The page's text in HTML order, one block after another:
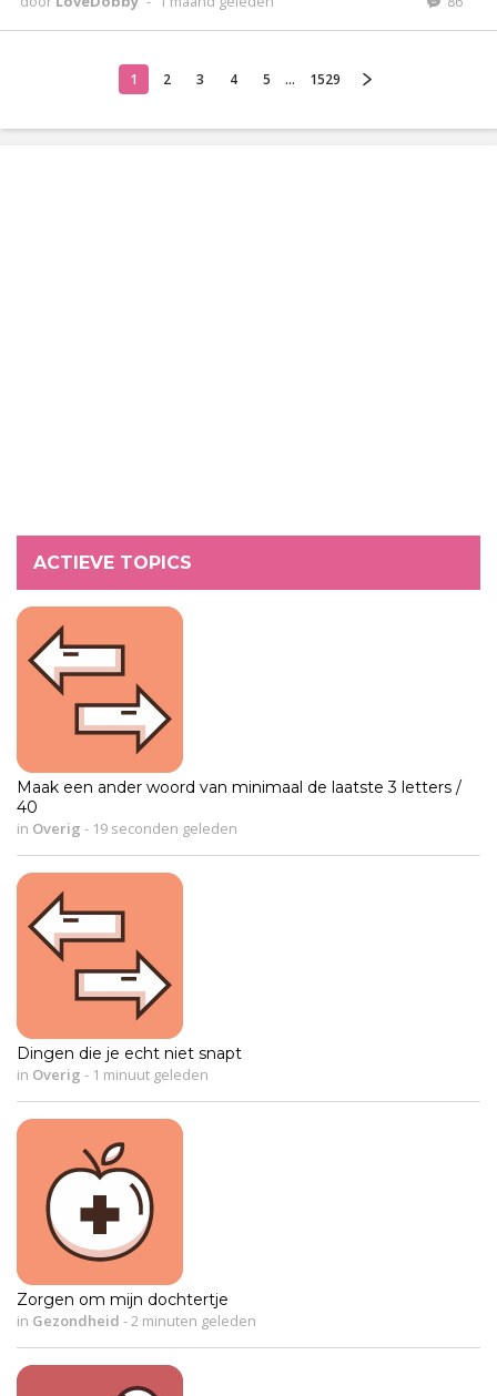
1 2 3 4 5 ... 1529
ACTIEVE TOPICS
Maak een ander woord van minimaal de laatste 3 letters /
40
in Overig - 19 seconden geleden
Dingen die je echt niet snapt
in Overig - 1 minuut geleden
Zorgen om mijn dochtertje
in Gezondheid - 2 minuten geleden